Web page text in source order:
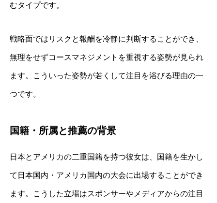
むタイプです。
戦略面ではリスクと報酬を冷静に判断することができ、
無理をせずコースマネジメントを重視する姿勢が見られ
ます。こういった姿勢が若くして注目を浴びる理由の一
つです。
国籍・所属と推薦の背景
日本とアメリカの二重国籍を持つ彼女は、国籍を生かし
て日本国内・アメリカ国内の大会に出場することができ
ます。こうした立場はスポンサーやメディアからの注目